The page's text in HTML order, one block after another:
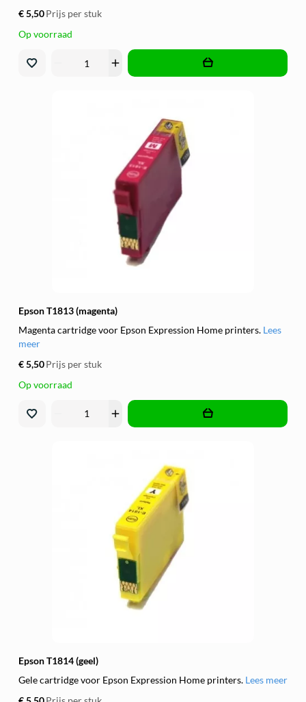
€ 5,50Prijs per stuk
Op voorraad
add
Epson T1813 (magenta)
Magenta cartridge voor Epson Expression Home printers. Lees
meer
€ 5,50Prijs per stuk
Op voorraad
add
Epson T1814 (geel)
Gele cartridge voor Epson Expression Home printers. Lees meer